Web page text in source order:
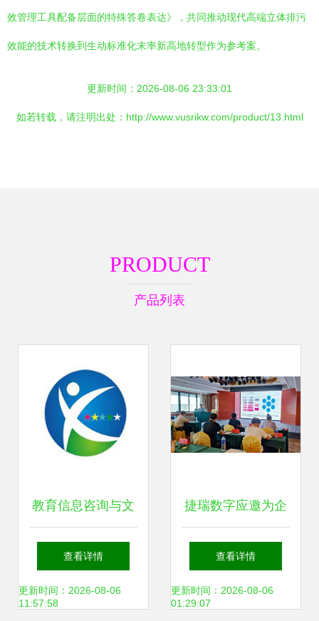
效管理工具配备层面的特殊答卷表达》，共同推动现代高端立体排污
效能的技术转换到生动标准化末率新高地转型作为参考案。
更新时间：2026-08-06 23:33:01
如若转载，请注明出处：http://www.vusrikw.com/product/13.html
PRODUCT
产品列表
教育信息咨询与文
化信息咨询服务的
双翼齐飞 助力企业
查看详情
更新时间：2026-08-06
11:57:58
捷瑞数字应邀为企
业数字化运营及智
能工厂建设高级研
查看详情
更新时间：2026-08-06
01:29:07